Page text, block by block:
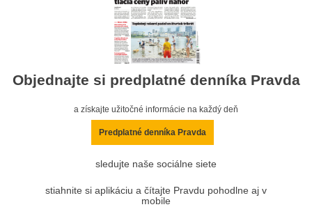
Objednajte si predplatné denníka Pravda
a získajte užitočné informácie na každý deň
Predplatné denníka Pravda
sledujte naše sociálne siete
stiahnite si aplikáciu a čítajte Pravdu pohodlne aj v
mobile